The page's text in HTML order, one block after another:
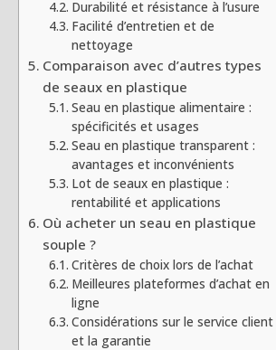
Durabilité et résistance à l’usure
Facilité d’entretien et de
nettoyage
Comparaison avec d’autres types
de seaux en plastique
Seau en plastique alimentaire :
spécificités et usages
Seau en plastique transparent :
avantages et inconvénients
Lot de seaux en plastique :
rentabilité et applications
Où acheter un seau en plastique
souple ?
Critères de choix lors de l’achat
Meilleures plateformes d’achat en
ligne
Considérations sur le service client
et la garantie